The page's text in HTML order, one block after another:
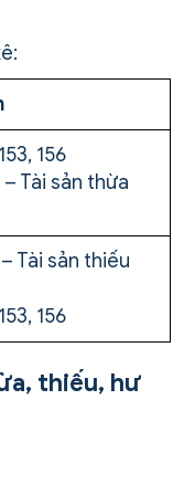
156
– Tài sản thừa
– Tài sản thiếu
156
thiếu, hư